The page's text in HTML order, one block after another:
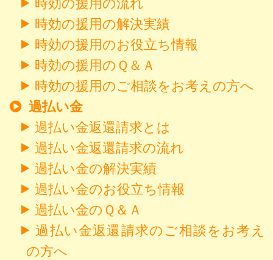
時効の援用の流れ
時効の援用の解決実績
時効の援用のお役立ち情報
時効の援用のＱ＆Ａ
時効の援用のご相談をお考えの方へ
過払い金
過払い金返還請求とは
過払い金返還請求の流れ
過払い金の解決実績
過払い金のお役立ち情報
過払い金のＱ＆Ａ
過払い金返還請求のご相談をお考え
の方へ